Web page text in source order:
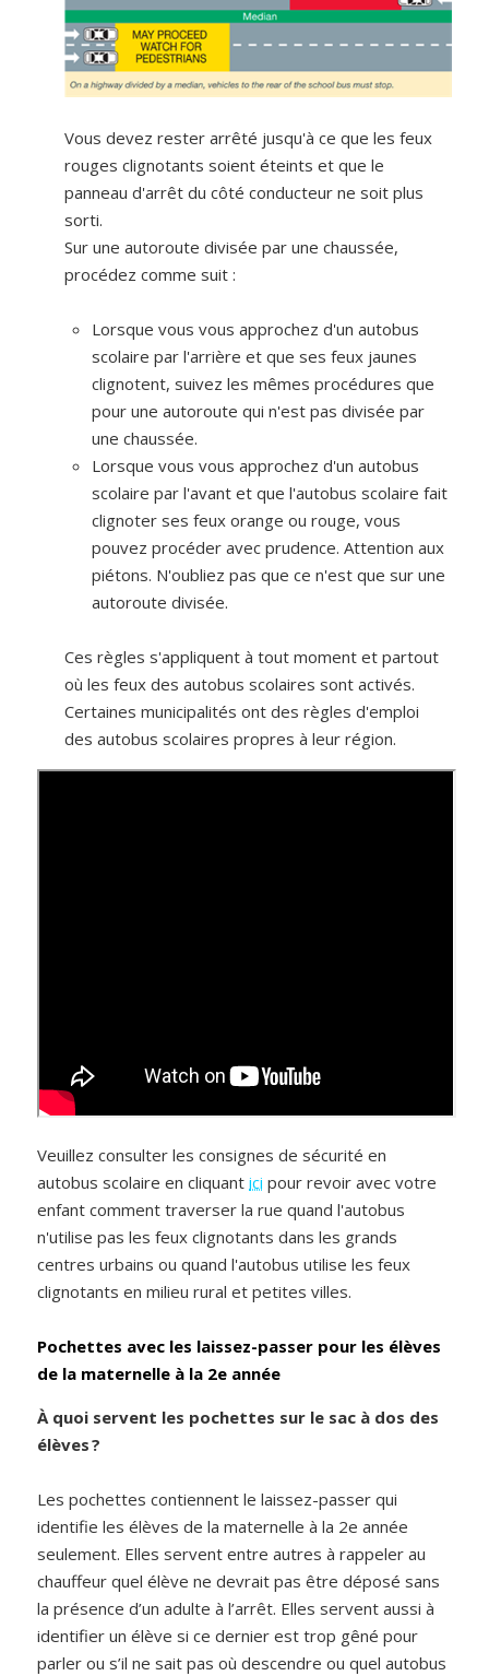
Vous devez rester arrêté jusqu'à ce que les feux
rouges clignotants soient éteints et que le
panneau d'arrêt du côté conducteur ne soit plus
sorti.
Sur une autoroute divisée par une chaussée,
procédez comme suit :
Lorsque vous vous approchez d'un autobus
scolaire par l'arrière et que ses feux jaunes
clignotent, suivez les mêmes procédures que
pour une autoroute qui n'est pas divisée par
une chaussée.
Lorsque vous vous approchez d'un autobus
scolaire par l'avant et que l'autobus scolaire fait
clignoter ses feux orange ou rouge, vous
pouvez procéder avec prudence. Attention aux
piétons. N'oubliez pas que ce n'est que sur une
autoroute divisée.
Ces règles s'appliquent à tout moment et partout
où les feux des autobus scolaires sont activés.
Certaines municipalités ont des règles d'emploi
des autobus scolaires propres à leur région.
Veuillez consulter les consignes de sécurité en
autobus scolaire en cliquantici pour revoir avec votre
enfant comment traverser la rue quand l'autobus
n'utilise pas les feux clignotants dans les grands
centres urbains ou quand l'autobus utilise les feux
clignotants en milieu rural et petites villes.
Pochettes avec les laissez-passer pour les élèves
de la maternelle à la 2e année
À quoi servent les pochettes sur le sac à dos des
élèves ?
Les pochettes contiennent le laissez-passer qui
identifie les élèves de la maternelle à la 2e année
seulement. Elles servent entre autres à rappeler au
chauffeur quel élève ne devrait pas être déposé sans
la présence d’un adulte à l’arrêt. Elles servent aussi à
identifier un élève si ce dernier est trop gêné pour
parler ou s’il ne sait pas où descendre ou quel autobus